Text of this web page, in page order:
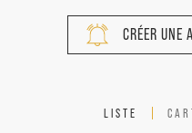
CRÉER UNE
LISTE